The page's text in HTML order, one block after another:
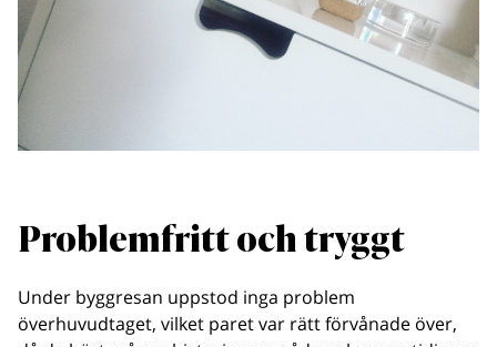
Problemfritt och tryggt
Under byggresan uppstod inga problem
överhuvudtaget, vilket paret var rätt förvånade över,